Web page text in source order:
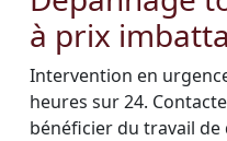
à prix
Intervention en
heures sur 24.
bénéficier du travail de